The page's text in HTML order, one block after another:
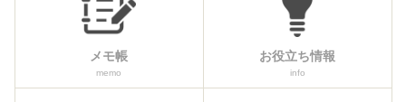
メモ帳
memo
お役立ち情報
info